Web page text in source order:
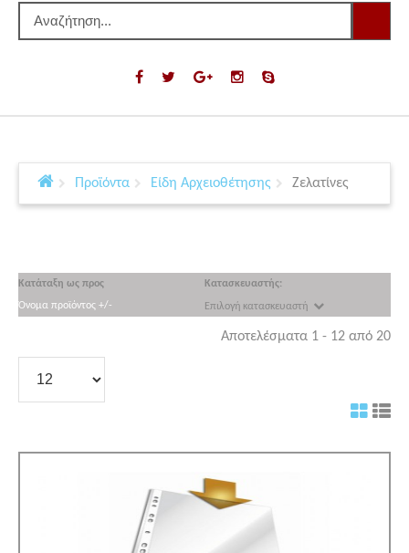
Προϊόντα Είδη Αρχειοθέτησης Ζελατίνες
Κατάταξη ως προς
Όνομα προϊόντος +/-
Κατασκευαστής:
Επιλογή κατασκευαστή
Αποτελέσματα 1 - 12 από 20